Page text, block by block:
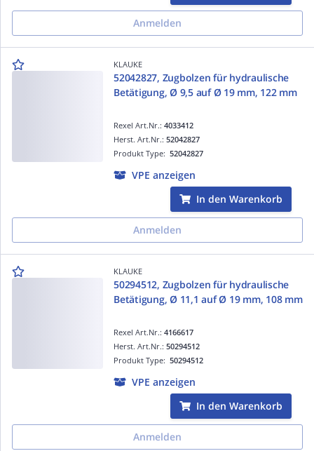
Anmelden
KLAUKE
52042827, Zugbolzen für hydraulische
Betätigung, Ø 9,5 auf Ø 19 mm, 122 mm
Rexel Art.Nr.: 4033412
Produkt Type: 52042827
Herst. Art.Nr.: 52042827
VPE anzeigen
In den Warenkorb
Anmelden
KLAUKE
50294512, Zugbolzen für hydraulische
Betätigung, Ø 11,1 auf Ø 19 mm, 108 mm
Rexel Art.Nr.: 4166617
Produkt Type: 50294512
Herst. Art.Nr.: 50294512
VPE anzeigen
In den Warenkorb
Anmelden